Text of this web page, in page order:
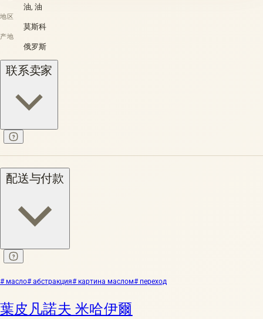
油, 油
地区
莫斯科
产地
俄罗斯
联系卖家
配送与付款
# масло# абстракция# картина маслом# переход
葉皮凡諾夫 米哈伊爾